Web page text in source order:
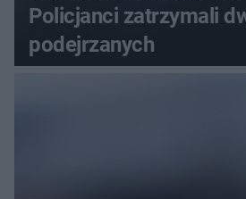
Policjanci zatrzymali
podejrzanych